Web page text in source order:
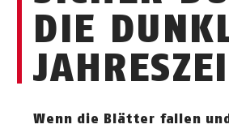
DIE
Wenn die Blätter fallen